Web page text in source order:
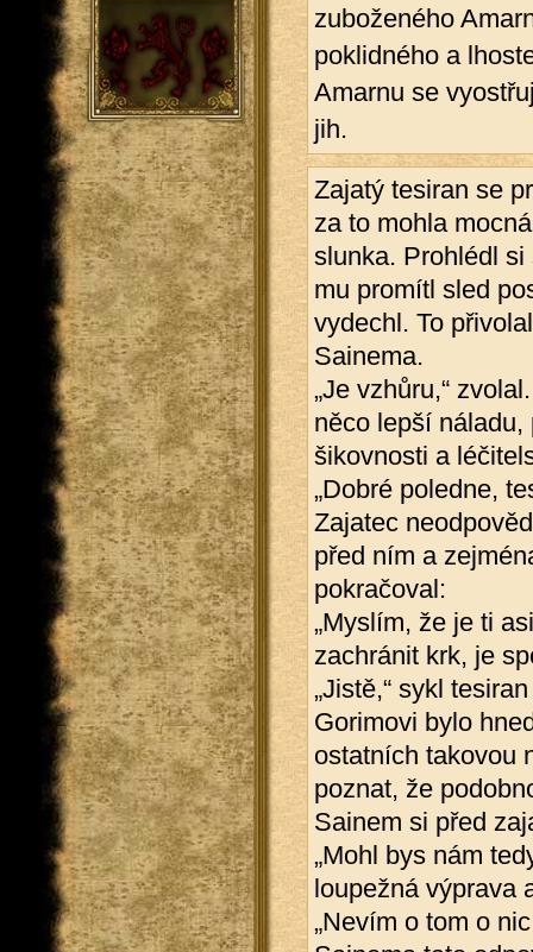
zuboženého
poklidného a
Amarnu se
jih.
Zajatý tesiran se
za to mohla
slunka. Prohlédl
mu promítl sled
vydechl. To
Sainema.
„Je vzhůru,“
něco lepší
šikovnosti a
„Dobré poledne,
Zajatec
před ním a
pokračoval:
„Myslím, že je ti
zachránit krk, je
„Jistě,“ sykl
Gorimovi bylo
ostatních takovou
poznat, že
Sainem si před
„Mohl bys nám
loupežná výprava
„Nevím o tom o